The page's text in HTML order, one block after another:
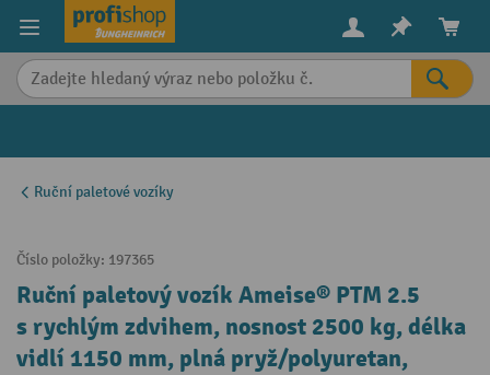
content
Ruční paletové vozíky
Číslo položky: 197365
Ruční paletový vozík Ameise® PTM 2.5
s rychlým zdvihem, nosnost 2500 kg, délka
vidlí 1150 mm, plná pryž/polyuretan,